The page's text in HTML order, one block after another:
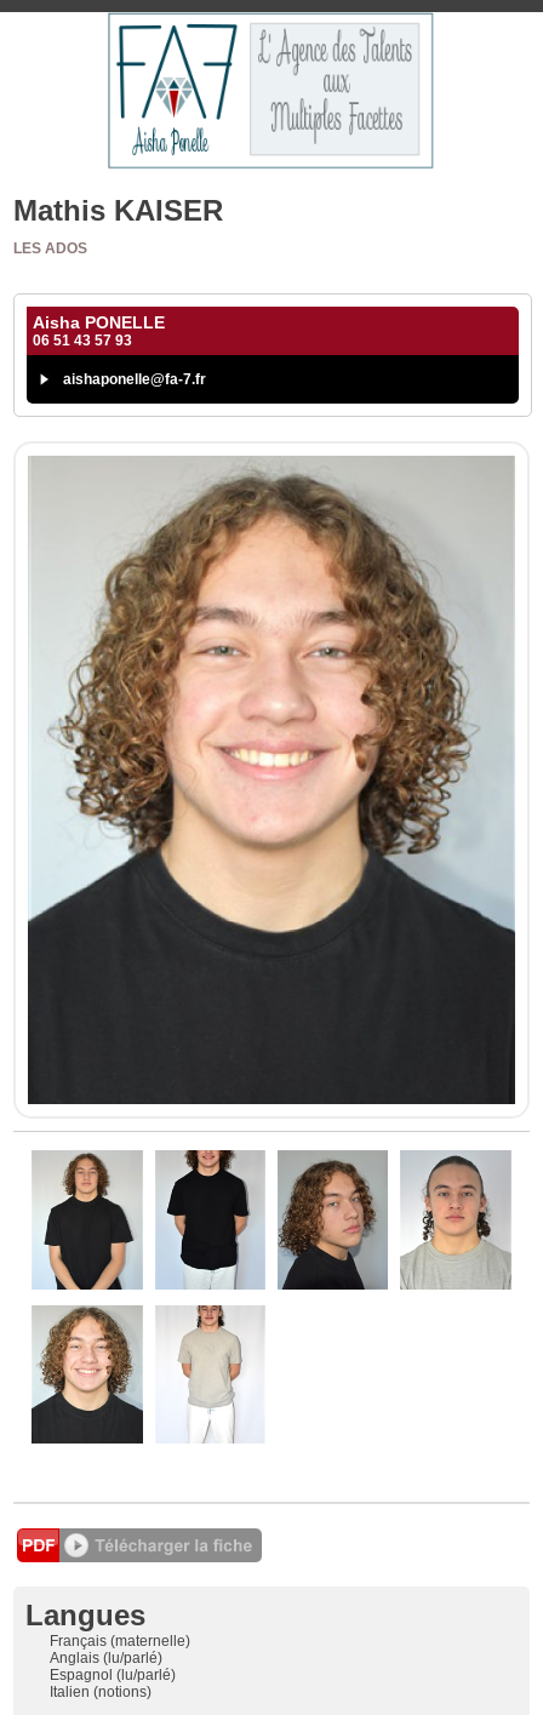
Mathis KAISER
LES ADOS
Aisha PONELLE
06 51 43 57 93
aishaponelle@fa-7.fr
Langues
Français (maternelle)
Anglais (lu/parlé)
Espagnol (lu/parlé)
Italien (notions)